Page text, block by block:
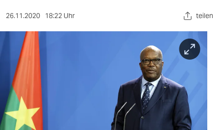
sport
berlin
nord
wahrheit
verlag
26.11.2020 18:22 Uhr teilen